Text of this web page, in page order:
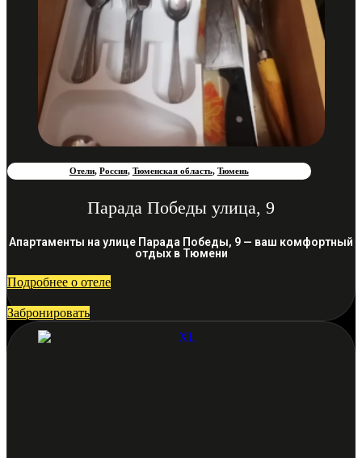
Отели, Россия, Тюменская область, Тюмень
Парада Победы улица, 9
Апартаменты на улице Парада Победы, 9 — ваш комфортный
отдых в Тюмени
Подробнее о отеле
Забронировать